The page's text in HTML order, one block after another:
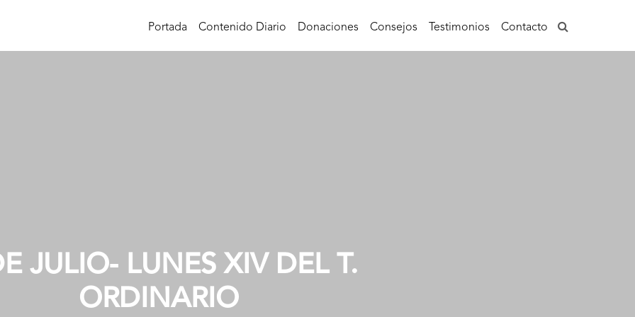
Portada Contenido Diario Donaciones Consejos Testimonios Contacto
JULIO- LUNES XIV DEL T.
ORDINARIO